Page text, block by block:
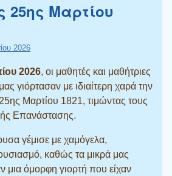
25ης Μαρτίου
2026
2026, οι μαθητές και μαθήτριες
γιόρτασαν με ιδιαίτερη χαρά την
25ης Μαρτίου 1821, τιμώντας τους
Επανάστασης.
γέμισε με χαμόγελα,
καθώς τα μικρά μας
μια όμορφη γιορτή που είχαν